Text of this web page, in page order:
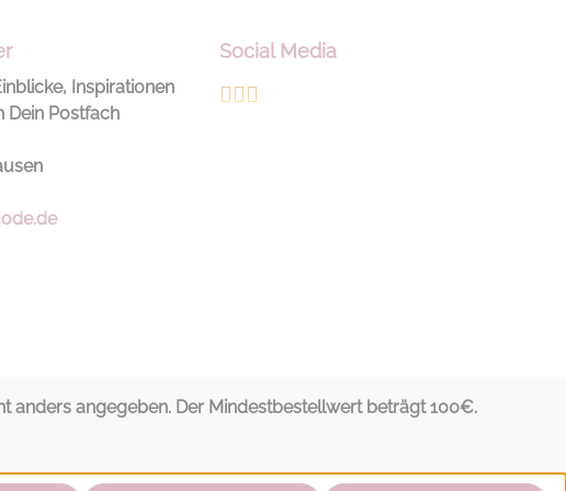
Unikat. Material
Aluminium Farbe matt
gold Durchmesser 13 cm
Sandgussverfahren Mit
Inspirationen
Dein Postfach
Social Media
anders angegeben. Der Mindestbestellwert beträgt 100€.